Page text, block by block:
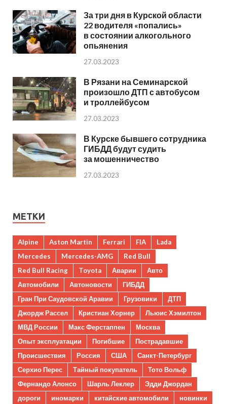
За три дня в Курской области
22 водителя «попались»
в состоянии алкогольного
опьянения
27.03.2023
В Рязани на Семинарской
произошло ДТП с автобусом
и троллейбусом
27.03.2023
В Курске бывшего сотрудника
ГИБДД будут судить
за мошенничество
27.03.2023
МЕТКИ
Alpine Aston Martin Ferrari FIA
Lada
Mercedes
Mercedes-AMG
Red Bull
Red Bull Racing
Toyota Аварии
Авто
Автомобили
Автоновости
ГИБДД
Гран При Саудовской Аравии
Грузовики
ДТП
Джордж Рассел
Кристиан Хорнер
Льюис Хэмилтон
МВД России
Макс Ферстаппен
Москва
Опыт эксплуатации
Погибшие
Пострадавшие
Происшествия
Россия США
Санкт-Петербург
Серхио Перес
Тайный покупатель
Тото Вольф
Фернандо Алонсо
Шарль Леклер
Эдди Джордан
дороги
иномарки китайские автомобили
новинки